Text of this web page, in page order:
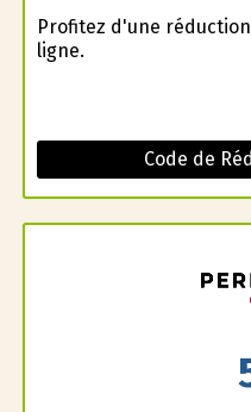
Profitez d'une
ligne.
Code de